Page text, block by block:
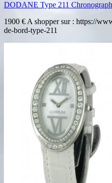
DODANE Type 211
1900 € A shopper sur : https://
de-bord-type-211